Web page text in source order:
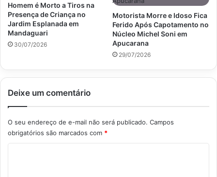
Homem é Morto a Tiros na
Presença de Criança no
Jardim Esplanada em
Mandaguari
30/07/2026
Motorista Morre e Idoso Fica
Ferido Após Capotamento no
Núcleo Michel Soni em
Apucarana
29/07/2026
Deixe um comentário
O seu endereço de e-mail não será publicado. Campos
obrigatórios são marcados com *